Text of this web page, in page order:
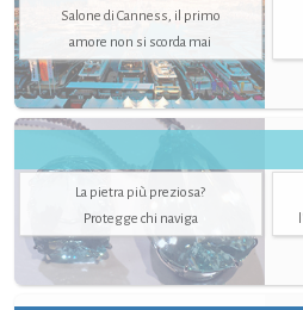
Salone di Canness, il primo
amore non si scorda mai
La pietra più preziosa?
Protegge chi naviga